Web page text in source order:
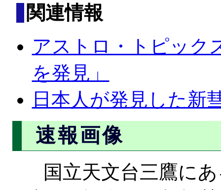
関連情報
アストロ・トピック
を発見」
日本人が発見した新
速報画像
国立天文台三鷹にあ